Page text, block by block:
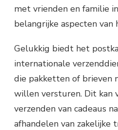
met vrienden en familie
belangrijke aspecten van
Gelukkig biedt het
internationale
die pakketten of brieven
willen versturen. Dit kan
verzenden van cadeaus
afhandelen van zakelijke